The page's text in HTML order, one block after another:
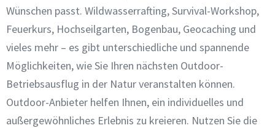
Wünschen passt. Wildwasserrafting, Survival-Workshop,
Feuerkurs, Hochseilgarten, Bogenbau, Geocaching und
vieles mehr – es gibt unterschiedliche und spannende
Möglichkeiten, wie Sie Ihren nächsten Outdoor-
Betriebsausflug in der Natur veranstalten können.
Outdoor-Anbieter helfen Ihnen, ein individuelles und
außergewöhnliches Erlebnis zu kreieren. Nutzen Sie die